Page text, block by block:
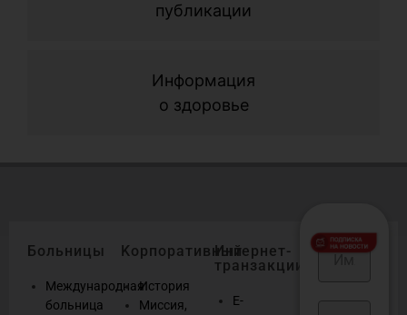
публикации
Информация
о здоровье
Больницы
Международная
больница
Kорпоративный
История
Миссия,
Интернет-
транзакции
E-